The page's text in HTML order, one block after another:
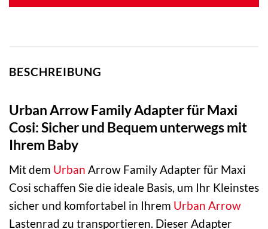
BESCHREIBUNG
Urban Arrow Family Adapter für Maxi
Cosi: Sicher und Bequem unterwegs mit
Ihrem Baby
Mit dem Urban Arrow Family Adapter für Maxi
Cosi schaffen Sie die ideale Basis, um Ihr Kleinstes
sicher und komfortabel in Ihrem Urban Arrow
Lastenrad zu transportieren. Dieser Adapter